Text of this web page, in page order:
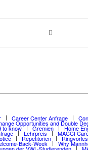
Career Center Anfrage
Opportunities and Double
to know Gremien Home
Lehrpreis MACCI
Repetitorien
Back-Week Why